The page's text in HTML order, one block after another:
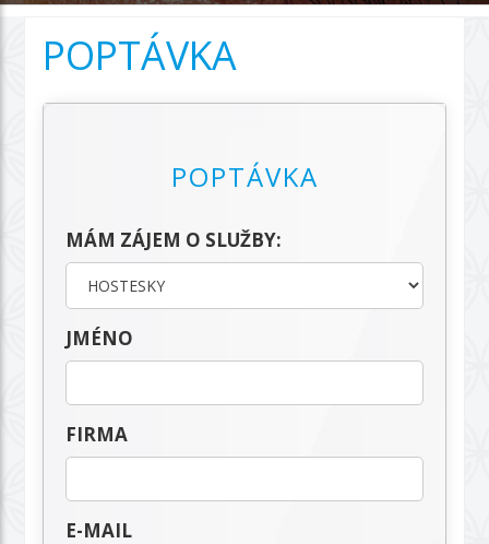
POPTÁVKA
POPTÁVKA
MÁM ZÁJEM O SLUŽBY:
JMÉNO
FIRMA
E-MAIL